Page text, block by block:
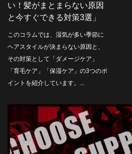
い！髪がまとまらない原因
と今すぐできる対策3選」
このコラムでは、湿気が多い季節に
ヘアスタイルが決まらない原因と、
その対策として「ダメージケア」
「育毛ケア」「保湿ケア」の3つのポ
イントを紹介しています。...